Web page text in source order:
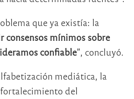
que ya existía: la
mínimos sobre
confiable”, concluyó.
mediática, la
del